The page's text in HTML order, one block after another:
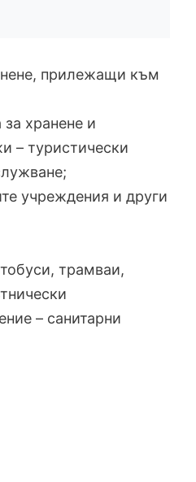
прилежащи към
хранене и
– туристически
учреждения и други
трамваи,
– санитарни